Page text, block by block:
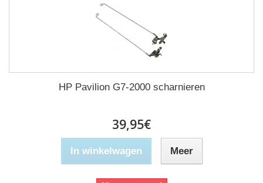
HP Pavilion G7-2000 scharnieren
39,95€
In winkelwagen Meer